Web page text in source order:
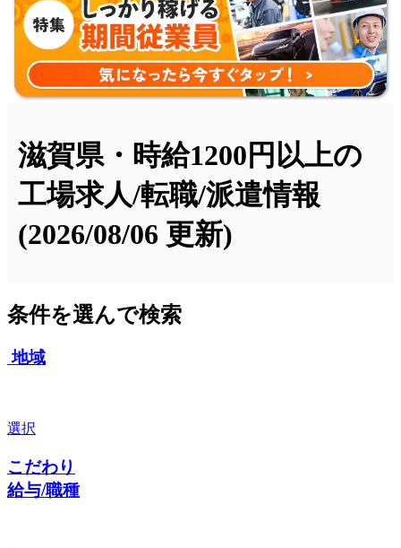
滋賀県・時給1200円以上の
工場求人/転職/派遣情報
(2026/08/06 更新)
条件を選んで検索
地域
選択
こだわり
給与/職種